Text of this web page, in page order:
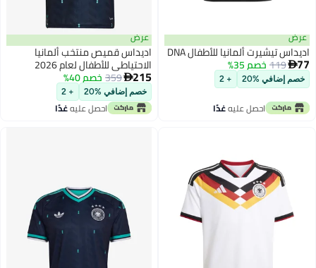
عرض
اديداس تيشيرت ألمانيا للأطفال DNA
77
119 خصم 35%
خصم إضافي %20 + 2
احصل عليهغدًا
عرض
اديداس قميص منتخب ألمانيا
الاحتياطي للأطفال لعام 2026
215
359 خصم 40%
خصم إضافي %20 + 2
احصل عليهغدًا